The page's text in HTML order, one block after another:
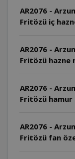
AR2076 -
Fritözü iç
AR2076 -
Fritözü hazne
AR2076 -
Fritözü hamur
AR2076 -
Fritözü fan